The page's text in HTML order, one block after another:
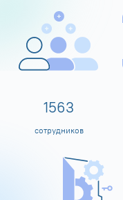
1600
сотрудников